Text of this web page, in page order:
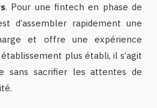
. Pour une fintech en phase de
d’assembler rapidement une
et offre une expérience
plus établi, il s’agit
sans sacrifier les attentes de